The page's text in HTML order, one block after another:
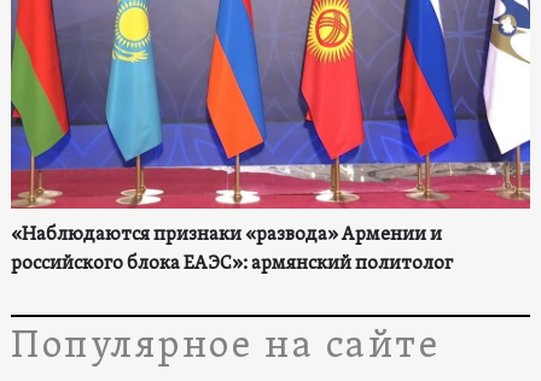
«Наблюдаются признаки «развода» Армении и
российского блока ЕАЭС»: армянский политолог
Популярное на сайте